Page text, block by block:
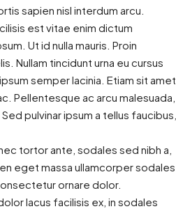
sapien nisl interdum arcu.
est vitae enim dictum
Ut id nulla mauris. Proin
Nullam tincidunt urna eu cursus
semper lacinia. Etiam sit amet
Pellentesque ac arcu malesuada,
pulvinar ipsum a tellus faucibus,
tortor ante, sodales sed nibh a,
eget massa ullamcorper sodales
ornare dolor.
lacus facilisis ex, in sodales